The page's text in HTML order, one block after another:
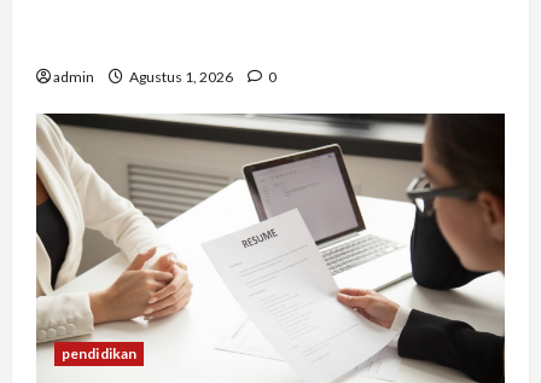
admin Agustus 1, 2026 0
pendidikan